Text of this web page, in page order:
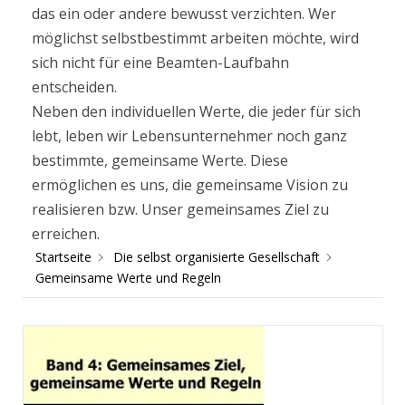
das ein oder andere bewusst verzichten. Wer
möglichst selbstbestimmt arbeiten möchte, wird
sich nicht für eine Beamten-Laufbahn
entscheiden.
Neben den individuellen Werte, die jeder für sich
lebt, leben wir Lebensunternehmer noch ganz
bestimmte, gemeinsame Werte. Diese
ermöglichen es uns, die gemeinsame Vision zu
realisieren bzw. Unser gemeinsames Ziel zu
erreichen.
Startseite
Die selbst organisierte Gesellschaft
Gemeinsame Werte und Regeln